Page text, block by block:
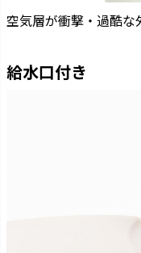
空気層が衝撃・過酷な
給水口付き